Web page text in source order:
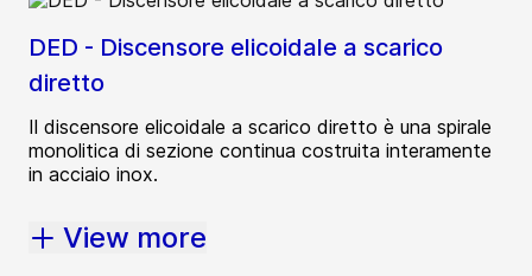
DED - Discensore elicoidale a scarico
diretto
Il discensore elicoidale a scarico diretto è una spirale
monolitica di sezione continua costruita interamente
in acciaio inox.
View more